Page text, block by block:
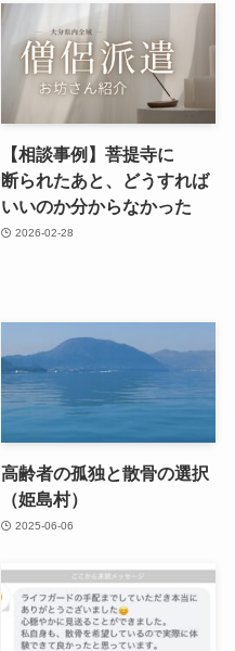
【相談事例】菩提寺に​
断られた​あと、​どう​すれば​
いいのか分からなかった
2026-02-28
高齢者の​孤独と​散骨の​選択​
（姫島村）
2025-06-06